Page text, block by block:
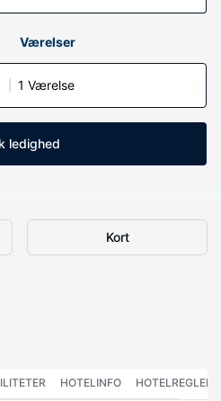
Værelser
1 Værelse
ledighed
Kort
HOTELINFO HOTELREGLER